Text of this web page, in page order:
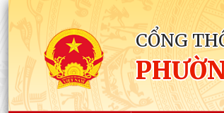
CỔNG